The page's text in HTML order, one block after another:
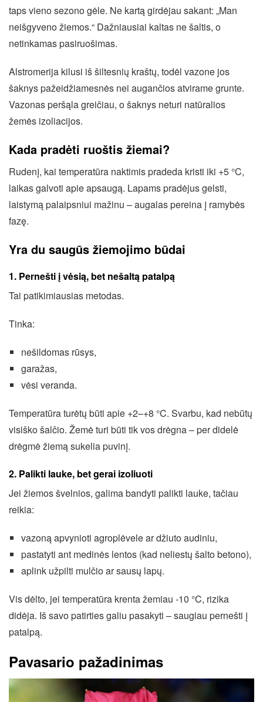
taps vieno sezono gėle. Ne kartą girdėjau sakant: „Man
neišgyveno žiemos.“ Dažniausiai kaltas ne šaltis, o
netinkamas pasiruošimas.
Alstromerija kilusi iš šiltesnių kraštų, todėl vazone jos
šaknys pažeidžiamesnės nei augančios atvirame grunte.
Vazonas peršąla greičiau, o šaknys neturi natūralios
žemės izoliacijos.
Kada pradėti ruoštis žiemai?
Rudenį, kai temperatūra naktimis pradeda kristi iki +5 °C,
laikas galvoti apie apsaugą. Lapams pradėjus gelsti,
laistymą palaipsniui mažinu – augalas pereina į ramybės
fazę.
Yra du saugūs žiemojimo būdai
1. Pernešti į vėsią, bet nešaltą patalpą
Tai patikimiausias metodas.
Tinka:
nešildomas rūsys,
garažas,
vėsi veranda.
Temperatūra turėtų būti apie +2–+8 °C. Svarbu, kad nebūtų
visiško šalčio. Žemė turi būti tik vos drėgna – per didelė
drėgmė žiemą sukelia puvinį.
2. Palikti lauke, bet gerai izoliuoti
Jei žiemos švelnios, galima bandyti palikti lauke, tačiau
reikia:
vazoną apvynioti agroplėvele ar džiuto audiniu,
pastatyti ant medinės lentos (kad neliestų šalto betono),
aplink užpilti mulčio ar sausų lapų.
Vis dėlto, jei temperatūra krenta žemiau -10 °C, rizika
didėja. Iš savo patirties galiu pasakyti – saugiau pernešti į
patalpą.
Pavasario pažadinimas